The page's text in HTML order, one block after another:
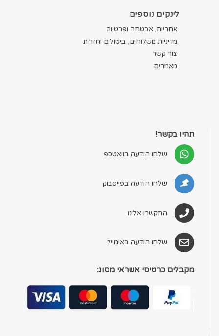
לינקים נוספים
אחריות, אבטחה ופרטיות
מדיניות משלוחים, ביטולים וחזרות
צור קשר
מאמרים
תהיו בקשר!
שלחו הודעה בוואטספ
שלחו הודעה בפייסבוק
התקשרו אלינו
שלחו הודעה באימייל
מקבלים כרטיסי אשראי מסוג: